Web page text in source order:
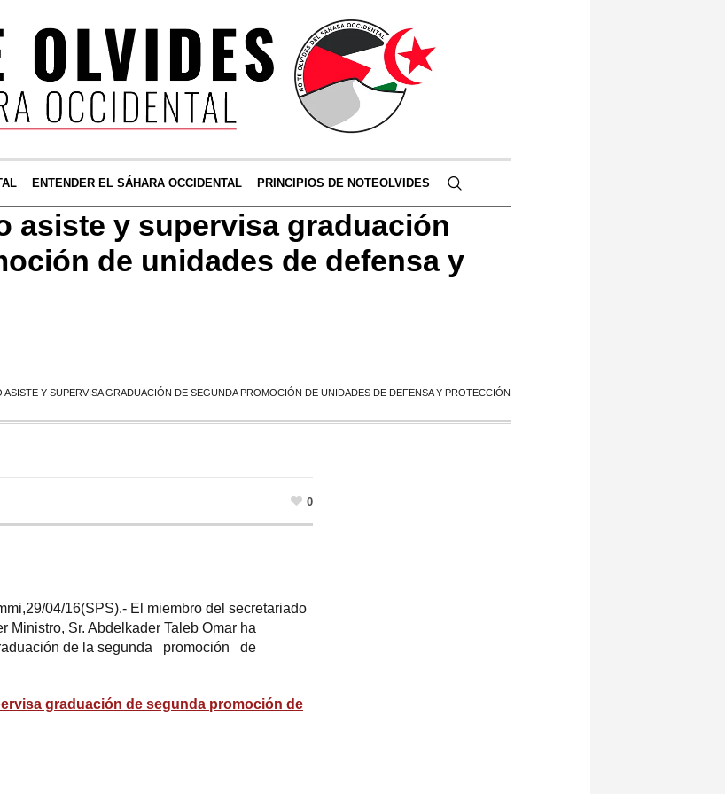
ENTENDER EL SÁHARA OCCIDENTAL PRINCIPIOS DE NOTEOLVIDES
asiste y supervisa graduación
de unidades de defensa y
ASISTE Y SUPERVISA GRADUACIÓN DE SEGUNDA PROMOCIÓN DE UNIDADES DE DEFENSA Y PROTECCIÓN
0
04/16(SPS).- El miembro del secretariado
Ministro, Sr. Abdelkader Taleb Omar ha
de la segunda promoción de
graduación de segunda promoción de